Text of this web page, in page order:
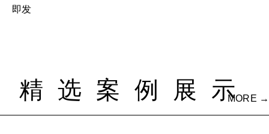
即发
精选案例展示MORE →